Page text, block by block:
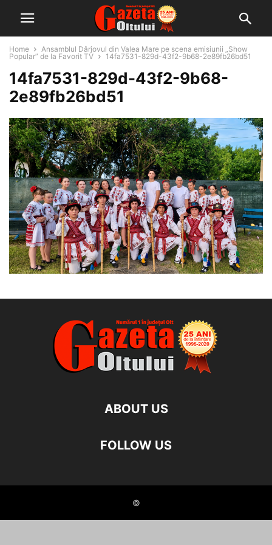
Home
Ansamblul Dârjovul din Valea Mare pe scena emisiunii „Show
Popular” de la Favorit TV
14fa7531-829d-43f2-9b68-2e89fb26bd51
14fa7531-829d-43f2-9b68-
2e89fb26bd51
ABOUT US
FOLLOW US
©